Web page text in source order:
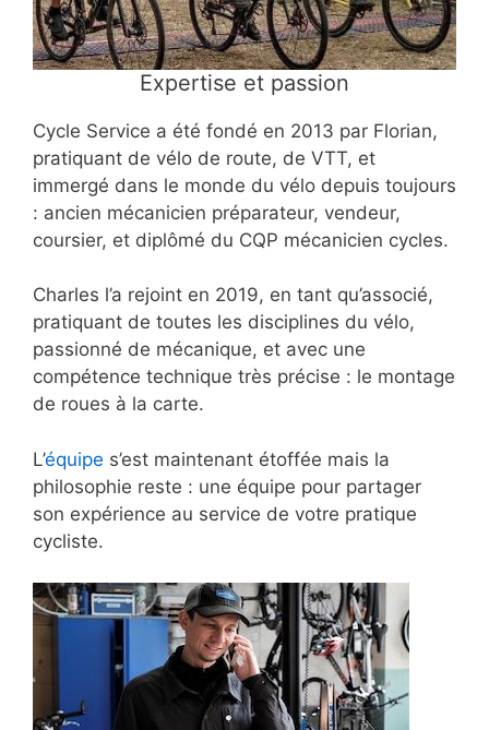
Expertise et passion
Cycle Service a été fondé en 2013 par Florian,
pratiquant de vélo de route, de VTT, et
immergé dans le monde du vélo depuis toujours
: ancien mécanicien préparateur, vendeur,
coursier, et diplômé du CQP mécanicien cycles.
Charles l’a rejoint en 2019, en tant qu’associé,
pratiquant de toutes les disciplines du vélo,
passionné de mécanique, et avec une
compétence technique très précise : le montage
de roues à la carte.
L’équipe s’est maintenant étoffée mais la
philosophie reste : une équipe pour partager
son expérience au service de votre pratique
cycliste.